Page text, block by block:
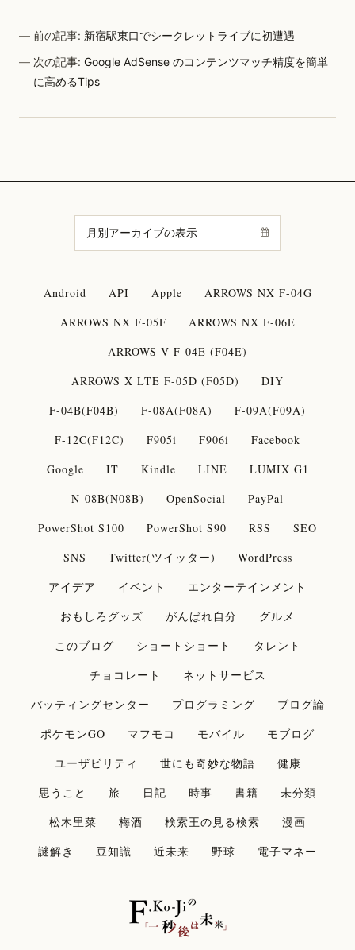
前の記事: 新宿駅東口でシークレットライブに初遭遇
次の記事:Google AdSense のコンテンツマッチ精度を簡単
に高めるTips
Android API Apple
ARROWS NX F-04G
ARROWS NX F-05F
ARROWS NX F-06E
ARROWS V F-04E (F04E)
ARROWS X LTE F-05D (F05D)
DIY
F-04B(F04B)
F-08A(F08A)
F-09A(F09A)
F-12C(F12C)
F905i F906i
Facebook
Google
IT Kindle LINE
LUMIX G1
N-08B(N08B)
OpenSocial
PayPal
PowerShot S100
PowerShot S90 RSS
SEO
SNS
Twitter(ツイッター)
WordPress
アイデア
イベント
エンターテインメント
おもしろグッズ
がんばれ自分
グルメ
このブログ
ショートショート
タレント
チョコレート
ネットサービス
バッティングセンター
プログラミング
ブログ論
ポケモンGO
マフモコ モバイル
モブログ
ユーザビリティ
世にも奇妙な物語
健康
思うこと
旅 日記 時事 書籍
未分類
松木里菜
梅酒 検索王の見る検索
漫画
謎解き
豆知識 近未来 野球 電子マネー